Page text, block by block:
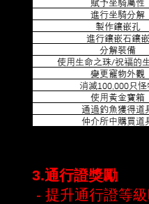
3.通行證獎勵
- 提升通行證等